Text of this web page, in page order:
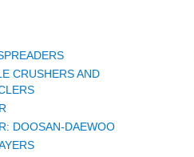
CRUSHERS AND
DOOSAN-DAEWOO